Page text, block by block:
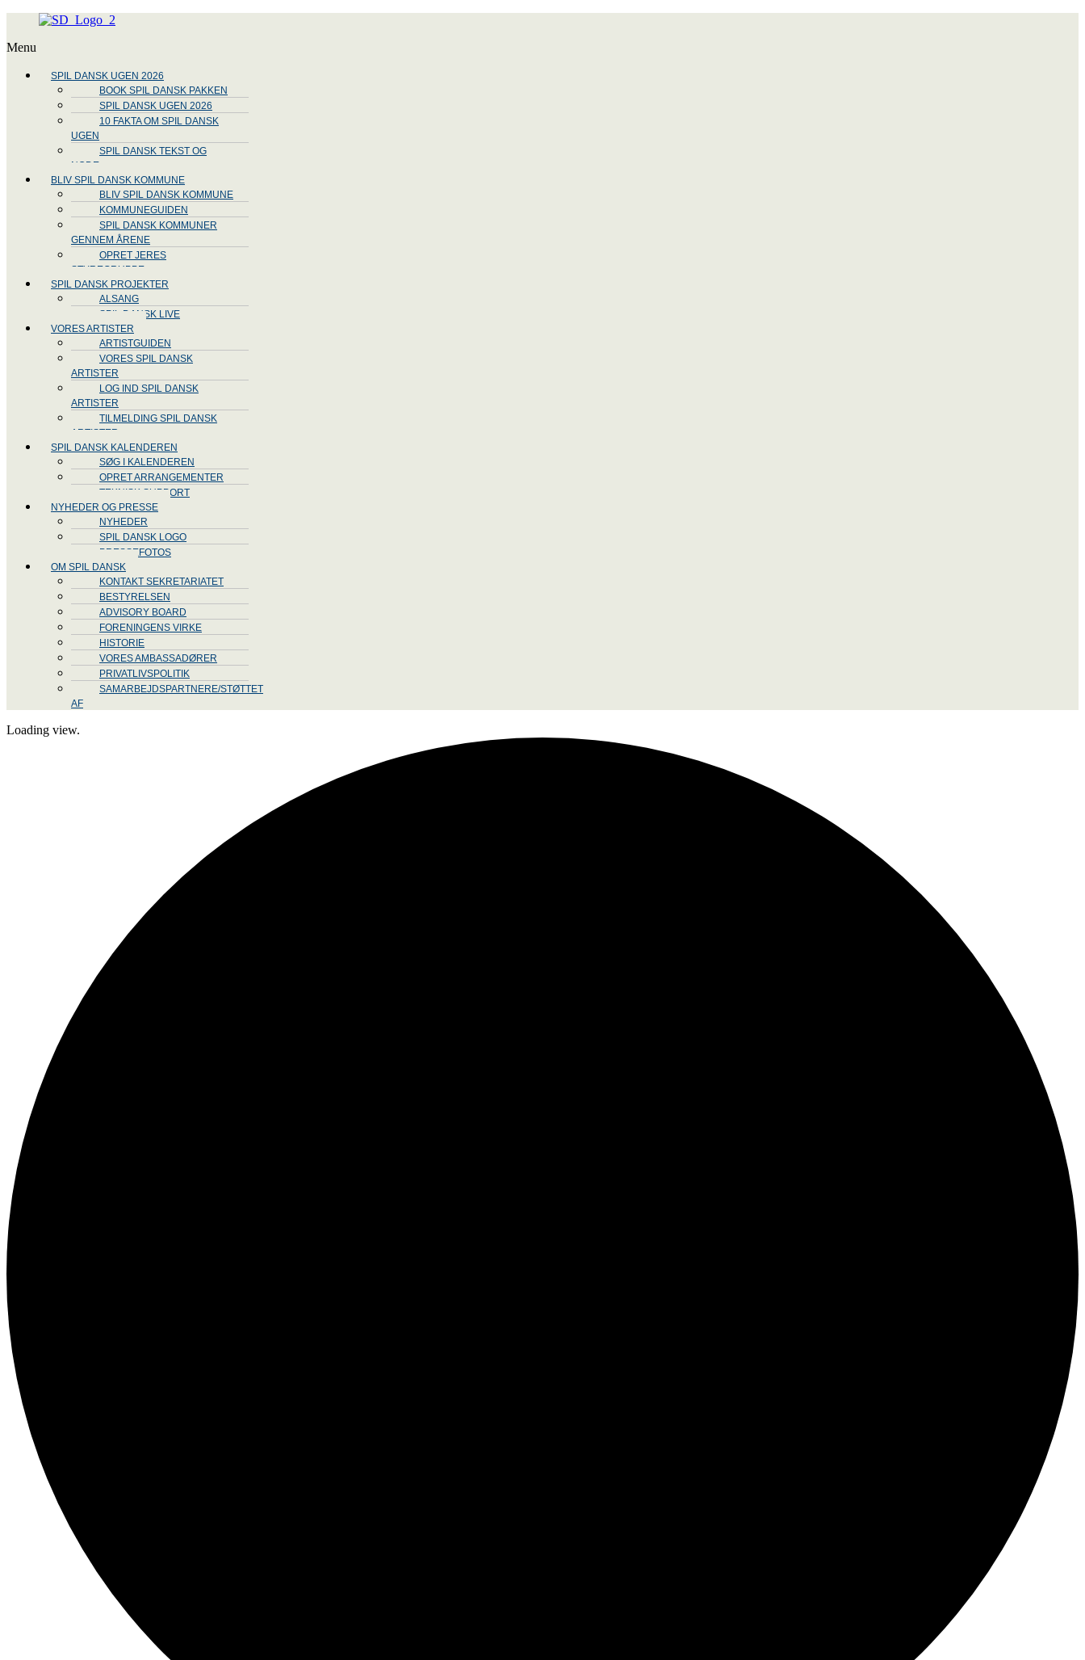
Menu
SPIL DANSK UGEN 2026
BOOK SPIL DANSK PAKKEN
SPIL DANSK UGEN 2026
10 FAKTA OM SPIL DANSK
UGEN
SPIL DANSK TEKST OG
NODE
BLIV SPIL DANSK KOMMUNE
BLIV SPIL DANSK KOMMUNE
KOMMUNEGUIDEN
SPIL DANSK KOMMUNER
GENNEM ÅRENE
OPRET JERES
STYREGRUPPE
SPIL DANSK PROJEKTER
ALSANG
SPIL DANSK LIVE
VORES ARTISTER
ARTISTGUIDEN
VORES SPIL DANSK
ARTISTER
LOG IND SPIL DANSK
ARTISTER
TILMELDING SPIL DANSK
ARTISTER
SPIL DANSK KALENDEREN
SØG I KALENDEREN
OPRET ARRANGEMENTER
TEKNISK SUPPORT
NYHEDER OG PRESSE
NYHEDER
SPIL DANSK LOGO
PRESSEFOTOS
OM SPIL DANSK
KONTAKT SEKRETARIATET
BESTYRELSEN
ADVISORY BOARD
FORENINGENS VIRKE
HISTORIE
VORES AMBASSADØRER
PRIVATLIVSPOLITIK
SAMARBEJDSPARTNERE/STØTTET
AF
Loading view.